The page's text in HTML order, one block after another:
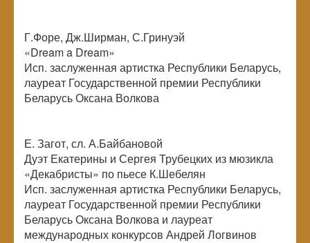
Г.Форе, Дж.Ширман, С.Гринуэй
«Dream a Dream»
Исп. заслуженная артистка Республики Беларусь,
лауреат Государственной премии Республики
Беларусь Оксана Волкова
Е. Загот, сл. А.Байбановой
Дуэт Екатерины и Сергея Трубецких из мюзикла
«Декабристы» по пьесе К.Шебелян
Исп. заслуженная артистка Республики Беларусь,
лауреат Государственной премии Республики
Беларусь Оксана Волкова и лауреат
международных конкурсов Андрей Логвинов